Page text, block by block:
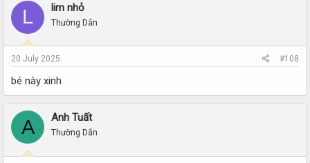
L lim nhỏ
Thường Dân
20 July 2025 #108
bé này xinh
A Anh Tuất
Thường Dân